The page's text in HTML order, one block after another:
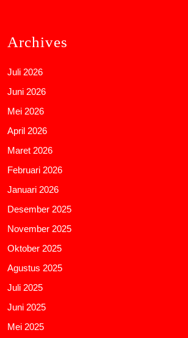
Archives
Juli 2026
Juni 2026
Mei 2026
April 2026
Maret 2026
Februari 2026
Januari 2026
Desember 2025
November 2025
Oktober 2025
Agustus 2025
Juli 2025
Juni 2025
Mei 2025